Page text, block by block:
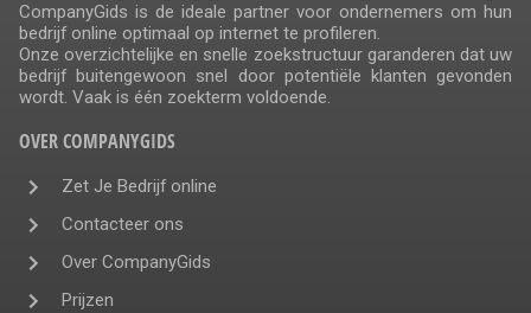
CompanyGids is de ideale partner voor ondernemers om hun
bedrijf online optimaal op internet te profileren.
Onze overzichtelijke en snelle zoekstructuur garanderen dat uw
bedrijf buitengewoon snel door potentiële klanten gevonden
wordt. Vaak is één zoekterm voldoende.
OVER COMPANYGIDS
Zet Je Bedrijf online
Contacteer ons
Over CompanyGids
Prijzen